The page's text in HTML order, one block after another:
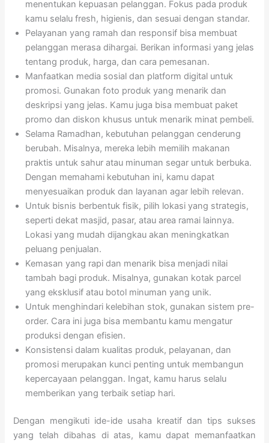
menentukan kepuasan pelanggan. Fokus pada produk
kamu selalu fresh, higienis, dan sesuai dengan standar.
Pelayanan yang ramah dan responsif bisa membuat
pelanggan merasa dihargai. Berikan informasi yang jelas
tentang produk, harga, dan cara pemesanan.
Manfaatkan media sosial dan platform digital untuk
promosi. Gunakan foto produk yang menarik dan
deskripsi yang jelas. Kamu juga bisa membuat paket
promo dan diskon khusus untuk menarik minat pembeli.
Selama Ramadhan, kebutuhan pelanggan cenderung
berubah. Misalnya, mereka lebih memilih makanan
praktis untuk sahur atau minuman segar untuk berbuka.
Dengan memahami kebutuhan ini, kamu dapat
menyesuaikan produk dan layanan agar lebih relevan.
Untuk bisnis berbentuk fisik, pilih lokasi yang strategis,
seperti dekat masjid, pasar, atau area ramai lainnya.
Lokasi yang mudah dijangkau akan meningkatkan
peluang penjualan.
Kemasan yang rapi dan menarik bisa menjadi nilai
tambah bagi produk. Misalnya, gunakan kotak parcel
yang eksklusif atau botol minuman yang unik.
Untuk menghindari kelebihan stok, gunakan sistem pre-
order. Cara ini juga bisa membantu kamu mengatur
produksi dengan efisien.
Konsistensi dalam kualitas produk, pelayanan, dan
promosi merupakan kunci penting untuk membangun
kepercayaan pelanggan. Ingat, kamu harus selalu
memberikan yang terbaik setiap hari.
Dengan mengikuti ide-ide usaha kreatif dan tips sukses
yang telah dibahas di atas, kamu dapat memanfaatkan